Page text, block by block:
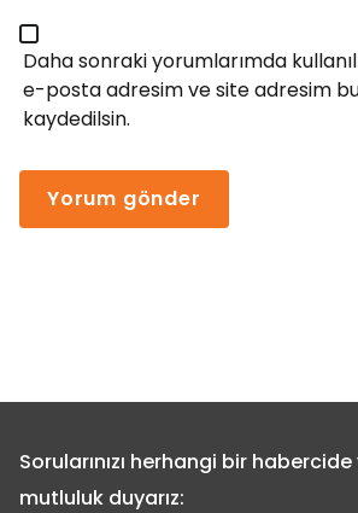
Daha sonraki yorumlarımda
e-posta adresim ve site adresim
kaydedilsin.
Sorularınızı herhangi bir
mutluluk duyarız: